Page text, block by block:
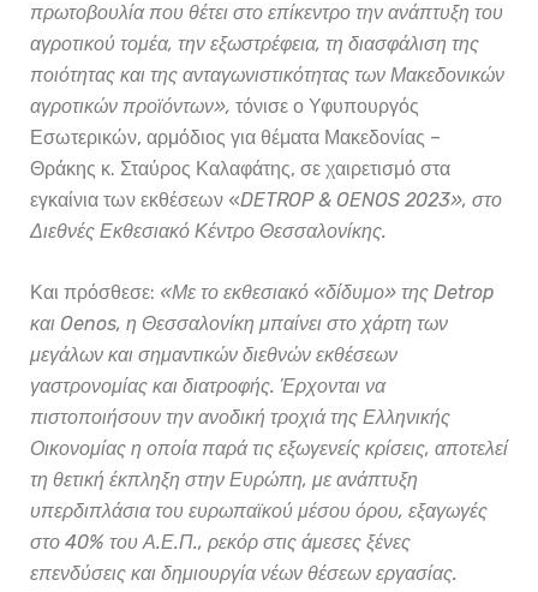
πρωτοβουλία που θέτει στο επίκεντρο την ανάπτυξη του
αγροτικού τομέα, την εξωστρέφεια, τη διασφάλιση της
ποιότητας και της ανταγωνιστικότητας των Μακεδονικών
αγροτικών προϊόντων», τόνισε ο Υφυπουργός
Εσωτερικών, αρμόδιος για θέματα Μακεδονίας –
Θράκης κ. Σταύρος Καλαφάτης, σε χαιρετισμό στα
εγκαίνια των εκθέσεων «DETROP& OENOS 2023», στο
Διεθνές Εκθεσιακό Κέντρο Θεσσαλονίκης.
Και πρόσθεσε: «Με το εκθεσιακό «δίδυμο» της Detrop
και Oenos, η Θεσσαλονίκη μπαίνει στο χάρτη των
μεγάλων και σημαντικών διεθνών εκθέσεων
γαστρονομίας και διατροφής. Έρχονται να
πιστοποιήσουν την ανοδική τροχιά της Ελληνικής
Οικονομίας η οποία παρά τις εξωγενείς κρίσεις, αποτελεί
τη θετική έκπληξη στην Ευρώπη, με ανάπτυξη
υπερδιπλάσια του ευρωπαϊκού μέσου όρου, εξαγωγές
στο 40% του Α.Ε.Π., ρεκόρ στις άμεσες ξένες
επενδύσεις και δημιουργία νέων θέσεων εργασίας.